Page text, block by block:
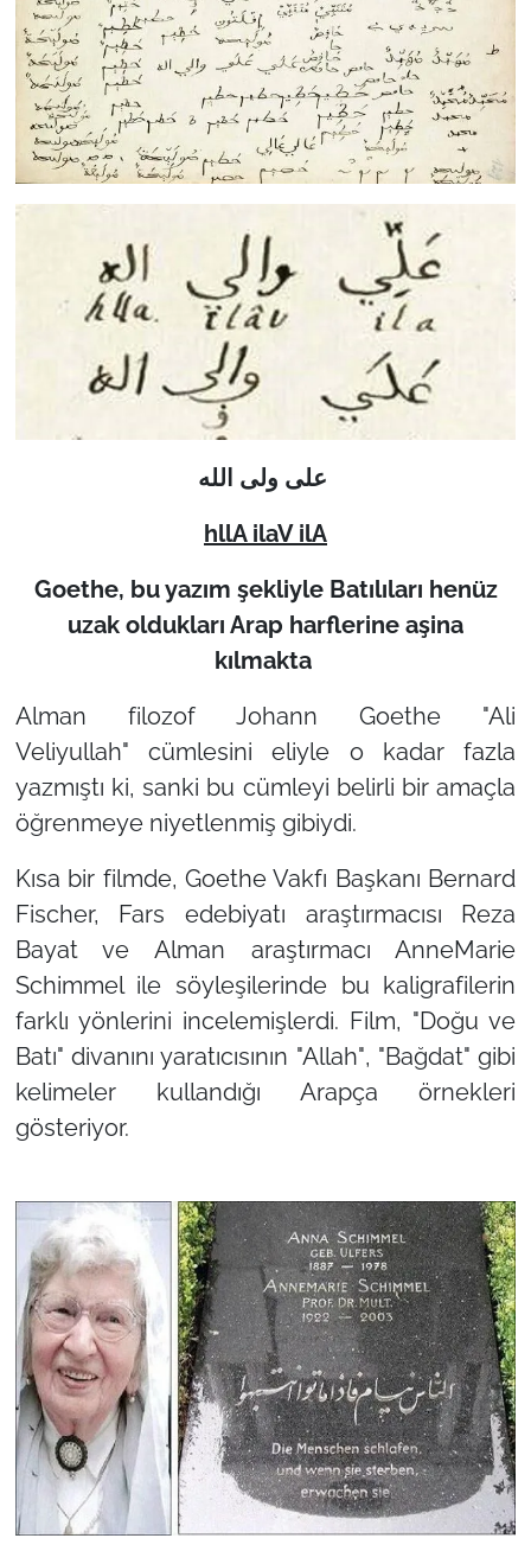
hllA ilaV ilA
Goethe, bu yazım şekliyle Batılıları henüz
uzak oldukları Arap harflerine aşina
kılmakta
Alman filozof Johann Goethe "Ali
Veliyullah" cümlesini eliyle o kadar fazla
yazmıştı ki, sanki bu cümleyi belirli bir amaçla
öğrenmeye niyetlenmiş gibiydi.
Kısa bir filmde, Goethe Vakfı Başkanı Bernard
Fischer, Fars edebiyatı araştırmacısı Reza
Bayat ve Alman araştırmacı AnneMarie
Schimmel ile söyleşilerinde bu kaligrafilerin
farklı yönlerini incelemişlerdi. Film, "Doğu ve
Batı" divanını yaratıcısının "Allah", "Bağdat" gibi
kelimeler kullandığı Arapça örnekleri
gösteriyor.